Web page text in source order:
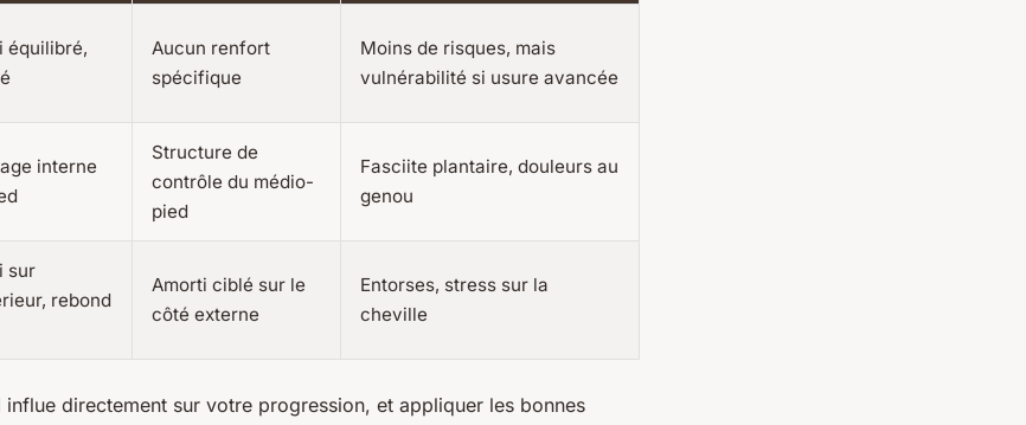
équilibré,
Aucun renfort
spécifique
Moins de risques, mais
vulnérabilité si usure avancée
interne
Structure de
contrôle du médio-
pied
Fasciite plantaire, douleurs au
genou
sur
rebond
Amorti ciblé sur le
côté externe
Entorses, stress sur la
cheville
directement sur votre progression, et appliquer les bonnes